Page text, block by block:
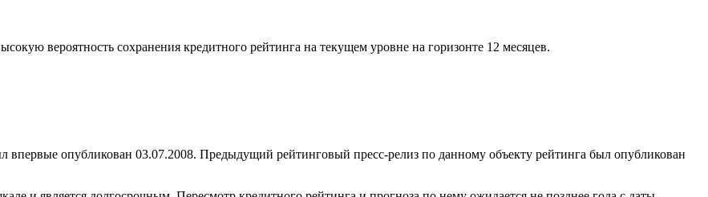
вероятность сохранения кредитного рейтинга на текущем уровне на горизонте 12 месяцев.
опубликован 03.07.2008. Предыдущий рейтинговый пресс-релиз по данному объекту рейтинга был опубликован